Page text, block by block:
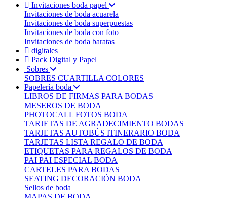
Invitaciones boda papel
Invitaciones de boda acuarela
Invitaciones de boda superpuestas
Invitaciones de boda con foto
Invitaciones de boda baratas
digitales
Pack Digital y Papel
Sobres
SOBRES CUARTILLA COLORES
Papelería boda
LIBROS DE FIRMAS PARA BODAS
MESEROS DE BODA
PHOTOCALL FOTOS BODA
TARJETAS DE AGRADECIMIENTO BODAS
TARJETAS AUTOBÚS ITINERARIO BODA
TARJETAS LISTA REGALO DE BODA
ETIQUETAS PARA REGALOS DE BODA
PAI PAI ESPECIAL BODA
CARTELES PARA BODAS
SEATING DECORACIÓN BODA
Sellos de boda